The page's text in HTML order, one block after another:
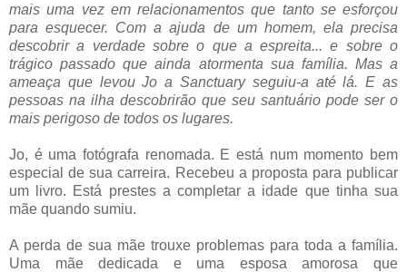
mais uma vez em relacionamentos que tanto se esforçou
para esquecer. Com a ajuda de um homem, ela precisa
descobrir a verdade sobre o que a espreita... e sobre o
trágico passado que ainda atormenta sua família. Mas a
ameaça que levou Jo a Sanctuary seguiu-a até lá. E as
pessoas na ilha descobrirão que seu santuário pode ser o
mais perigoso de todos os lugares.
Jo, é uma fotógrafa renomada. E está num momento bem
especial de sua carreira. Recebeu a proposta para publicar
um livro. Está prestes a completar a idade que tinha sua
mãe quando sumiu.
A perda de sua mãe trouxe problemas para toda a família.
Uma mãe dedicada e uma esposa amorosa que